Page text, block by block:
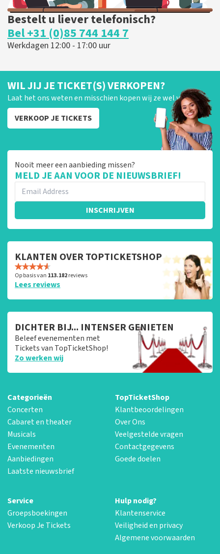
Bestelt u liever telefonisch?
Bel +31 (0)85 744 144 7
Werkdagen 12:00 - 17:00 uur
WIL JIJ JE TICKET(S) VERKOPEN?
Laat het ons weten en misschien kopen wij ze wel van je!
VERKOOP JE TICKETS
Nooit meer een aanbieding missen?
MELD JE AAN VOOR DE NIEUWSBRIEF!
INSCHRIJVEN
KLANTEN OVER TOPTICKETSHOP
Op basis van 113.182reviews
Lees reviews
DICHTER BIJ... INTENSER GENIETEN
Beleef evenementen met
Tickets van TopTicketShop!
Zo werken wij
Categorieën
Concerten
Cabaret en theater
Musicals
Evenementen
Aanbiedingen
Laatste nieuwsbrief
TopTicketShop
Klantbeoordelingen
Over Ons
Veelgestelde vragen
Contactgegevens
Goede doelen
Service
Groepsboekingen
Verkoop Je Tickets
Hulp nodig?
Klantenservice
Veiligheid en privacy
Algemene voorwaarden